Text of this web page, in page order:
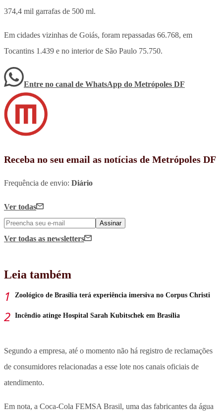
374,4 mil garrafas de 500 ml.
Em cidades vizinhas de Goiás, foram repassadas 66.768, em
Tocantins 1.439 e no interior de São Paulo 75.750.
Entre no canal de WhatsApp do Metrópoles DF
Receba no seu email as notícias de Metrópoles DF
Frequência de envio: Diário
Ver todas
Assinar
Ver todas as newsletters
Leia também
Zoológico de Brasília terá experiência imersiva no Corpus Christi
Incêndio atinge Hospital Sarah Kubitschek em Brasília
Segundo a empresa, até o momento não há registro de reclamações
de consumidores relacionadas a esse lote nos canais oficiais de
atendimento.
Em nota, a Coca-Cola FEMSA Brasil, uma das fabricantes da água